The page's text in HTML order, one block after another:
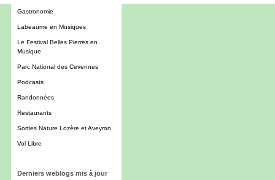
Gastronomie
Labeaume en Musiques
Le Festival Belles Pierres en
Musique
Parc National des Cevennes
Podcasts
Randonnées
Restaurants
Sorties Nature Lozère et Aveyron
Vol Libre
Derniers weblogs mis à jour